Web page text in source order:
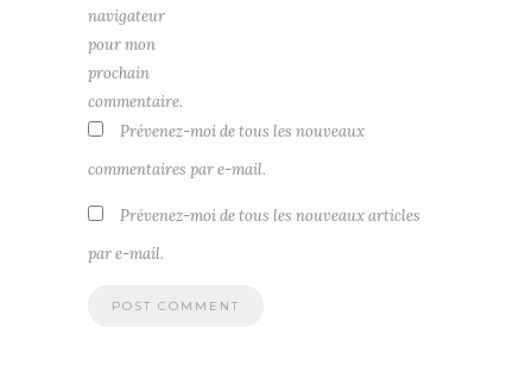
navigateur
pour mon
prochain
commentaire.
Prévenez-moi de tous les nouveaux
commentaires par e-mail.
Prévenez-moi de tous les nouveaux articles
par e-mail.